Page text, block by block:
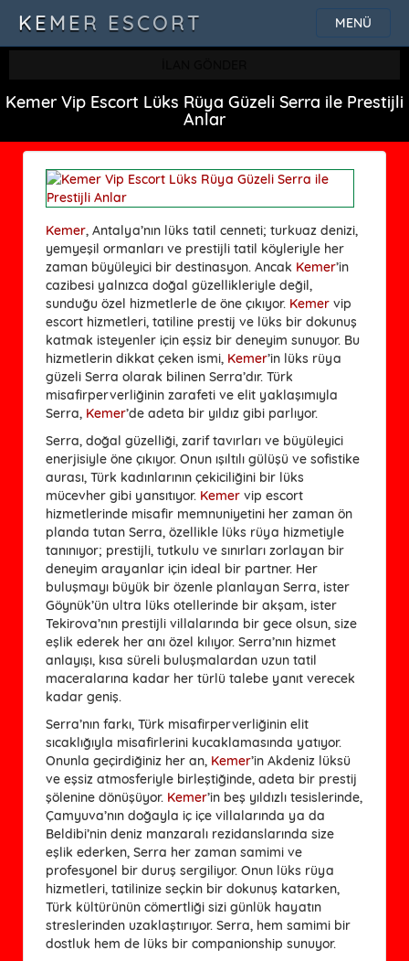
MENÜ
KEMER ESCORT
Kemer Vip Escort Lüks Rüya Güzeli Serra ile Prestijli
Anlar
Kemer, Antalya’nın lüks tatil cenneti; turkuaz denizi,
yemyeşil ormanları ve prestijli tatil köyleriyle her
zaman büyüleyici bir destinasyon. Ancak Kemer’in
cazibesi yalnızca doğal güzellikleriyle değil,
sunduğu özel hizmetlerle de öne çıkıyor. Kemer vip
escort hizmetleri, tatiline prestij ve lüks bir dokunuş
katmak isteyenler için eşsiz bir deneyim sunuyor. Bu
hizmetlerin dikkat çeken ismi, Kemer’in lüks rüya
güzeli Serra olarak bilinen Serra’dır. Türk
misafirperverliğinin zarafeti ve elit yaklaşımıyla
Serra, Kemer’de adeta bir yıldız gibi parlıyor.
Serra, doğal güzelliği, zarif tavırları ve büyüleyici
enerjisiyle öne çıkıyor. Onun ışıltılı gülüşü ve sofistike
aurası, Türk kadınlarının çekiciliğini bir lüks
mücevher gibi yansıtıyor. Kemer vip escort
hizmetlerinde misafir memnuniyetini her zaman ön
planda tutan Serra, özellikle lüks rüya hizmetiyle
tanınıyor; prestijli, tutkulu ve sınırları zorlayan bir
deneyim arayanlar için ideal bir partner. Her
buluşmayı büyük bir özenle planlayan Serra, ister
Göynük’ün ultra lüks otellerinde bir akşam, ister
Tekirova’nın prestijli villalarında bir gece olsun, size
eşlik ederek her anı özel kılıyor. Serra’nın hizmet
anlayışı, kısa süreli buluşmalardan uzun tatil
maceralarına kadar her türlü talebe yanıt verecek
kadar geniş.
Serra’nın farkı, Türk misafirperverliğinin elit
sıcaklığıyla misafirlerini kucaklamasında yatıyor.
Onunla geçirdiğiniz her an, Kemer’in Akdeniz lüksü
ve eşsiz atmosferiyle birleştiğinde, adeta bir prestij
şölenine dönüşüyor. Kemer’in beş yıldızlı tesislerinde,
Çamyuva’nın doğayla iç içe villalarında ya da
Beldibi’nin deniz manzaralı rezidanslarında size
eşlik ederken, Serra her zaman samimi ve
profesyonel bir duruş sergiliyor. Onun lüks rüya
hizmetleri, tatilinize seçkin bir dokunuş katarken,
Türk kültürünün cömertliği sizi günlük hayatın
streslerinden uzaklaştırıyor. Serra, hem samimi bir
dostluk hem de lüks bir companionship sunuyor.